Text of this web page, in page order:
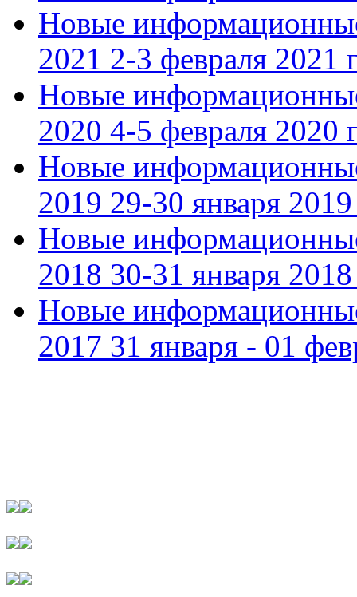
Новые
2021 2-3 февраля 2021
Новые
2020 4-5 февраля 2020
Новые
2019 29-30 января 2019
Новые
2018 30-31 января 2018
Новые
2017 31 января - 01